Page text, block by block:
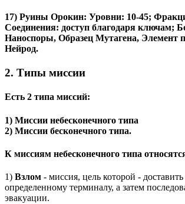
17) Руины Орокин: Уровни: 10-45;
Соединения: доступ благодаря ключам;
Наноспоры, Образец Мутагена, Элемент
Нейрод.
2. Типы миссии
Есть 2 типа миссий:
1) Миссии небесконечного типа
2) Миссии бесконечного типа.
К миссиям небесконечного типа
1) Взлом - миссия, цель которой -
определенному терминалу, а затем
эвакуации.